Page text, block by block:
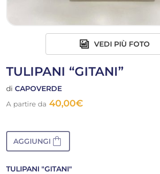
VEDI PIÙ FOTO
TULIPANI “GITANI”
di CAPOVERDE
A partire da 40,00€
AGGIUNGI shopping_bag
TULIPANI "GITANI"